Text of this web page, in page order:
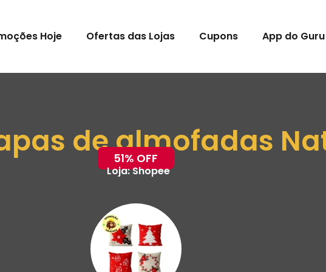
Hoje Ofertas das Lojas Cupons App do Guru
de almofadas
51% OFF
Loja:Shopee